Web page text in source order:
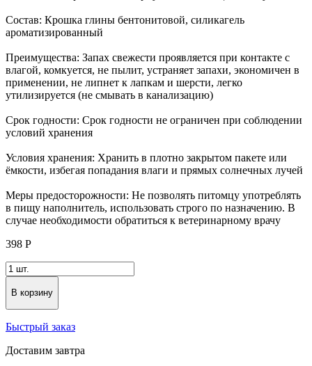
Состав: Крошка глины бентонитовой, силикагель
ароматизированный
Преимущества: Запах свежести проявляется при контакте с
влагой, комкуется, не пылит, устраняет запахи, экономичен в
применении, не липнет к лапкам и шерсти, легко
утилизируется (не смывать в канализацию)
Срок годности: Срок годности не ограничен при соблюдении
условий хранения
Условия хранения: Хранить в плотно закрытом пакете или
ёмкости, избегая попадания влаги и прямых солнечных лучей
Меры предосторожности: Не позволять питомцу употреблять
в пищу наполнитель, использовать строго по назначению. В
случае необходимости обратиться к ветеринарному врачу
398 Р
В корзину
Быстрый заказ
Доставим завтра